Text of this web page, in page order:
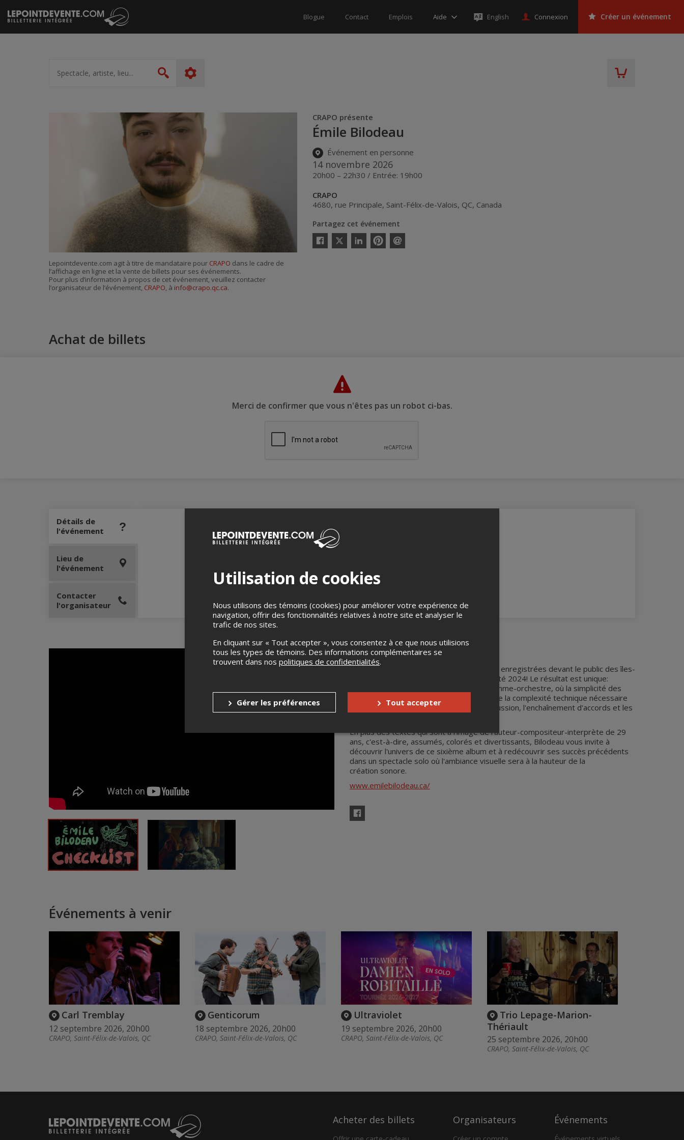
Passer
au
contenu
Blogue Contact Emplois Aide English Connexion Créer un événement
artiste,
lieu...
Rechercher
CRAPO présente
Émile Bilodeau
Événement en personne
14 novembre 2026
20h00 – 22h30 / Entrée: 19h00
CRAPO
4680, rue Principale, Saint-Félix-de-Valois, QC, Canada
Partagez cet événement
Facebook
Twitter
LinkedinPinterestEnvoyer
Lepointdevente.com agit à titre de mandataire pour CRAPO dans le cadre de
l’affichage en ligne et la vente de billets pour ses événements.
Pour plus d’information à propos de cet événement, veuillez contacter
l’organisateur de l’événement, CRAPO, à info@crapo.qc.ca.
Achat de billets
Merci de confirmer que vous n'êtes pas un robot ci-bas.
Détails de
l'événement
Lieu de
l'événement
Contacter
l'organisateur
Émile Bilodeau
Émile revient avec des nouvelles chansons enregistrées devant le public des îles-
de-la-Madeleine, Aux Pas Perdu lors de l'été 2024! Le résultat est unique:
''Bill aux Îles'', un album live, en formule homme-orchestre, où la simplicité des
mélodies qui restent dans la tête rencontre la complexité technique nécessaire
afin de maîtriser, en même temps, la percussion, l'enchaînement d'accords et les
En plus des textes qui sont à l'image de l'auteur-compositeur-interprète de 29
ans, c'est-à-dire, assumés, colorés et divertissants, Bilodeau vous invite à
découvrir l'univers de ce sixième album et à redécouvrir ses succès précédents
dans un spectacle solo où l'ambiance visuelle sera à la hauteur de la
création sonore.
www.emilebilodeau.ca/
Événements à venir
Carl Tremblay
12 septembre 2026, 20h00
CRAPO, Saint-Félix-de-Valois, QC
Genticorum
18 septembre 2026, 20h00
CRAPO, Saint-Félix-de-Valois, QC
Ultraviolet
19 septembre 2026, 20h00
CRAPO, Saint-Félix-de-Valois, QC
Trio Lepage-Marion-
Thériault
25 septembre 2026, 20h00
CRAPO, Saint-Félix-de-Valois, QC
Acheter des billets Organisateurs Événements
Utilisation de cookies
Nous utilisons des témoins (cookies) pour améliorer votre expérience de
navigation, offrir des fonctionnalités relatives à notre site et analyser le
trafic de nos sites.
En cliquant sur « Tout accepter », vous consentez à ce que nous utilisions
tous les types de témoins. Des informations complémentaires se
trouvent dans nos politiques de confidentialités.
Gérer les préférences Tout accepter